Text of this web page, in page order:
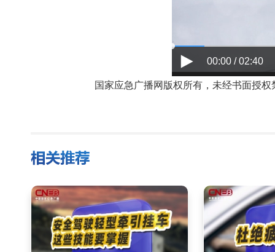
00:00 / 02:40
国家应急广播网版权所有，未经书面授权